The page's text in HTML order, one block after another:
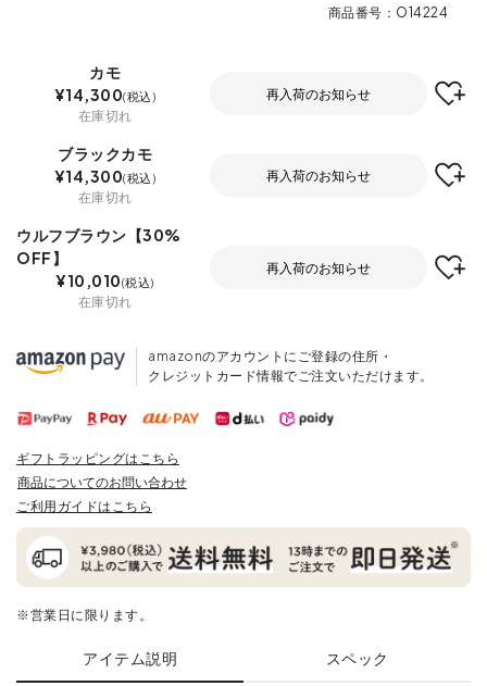
商品番号 O14224
カモ
¥14,300 税込
在庫切れ
再入荷のお知らせ
ブラックカモ
¥14,300 税込
在庫切れ
再入荷のお知らせ
ウルフブラウン【30%
OFF】
¥10,010 税込
在庫切れ
再入荷のお知らせ
amazonのアカウントにご登録の住所・
クレジットカード情報でご注文いただけます。
ギフトラッピングはこちら
商品についてのお問い合わせ
ご利用ガイドはこちら
※営業日に限ります。
アイテム説明 スペック